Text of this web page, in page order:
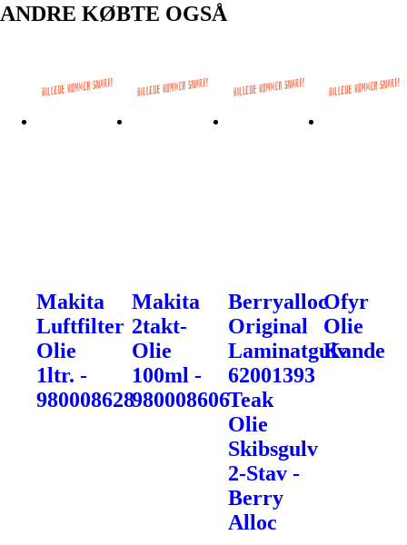
ANDRE KØBTE OGSÅ
Makita
Luftfilter
Olie
1ltr. -
980008628
Makita
2takt-
Olie
100ml -
980008606
Berryalloc
Original
Laminatgulv
62001393
Teak
Olie
Skibsgulv
2-Stav -
Berry
Alloc
Ofyr
Olie
Kande